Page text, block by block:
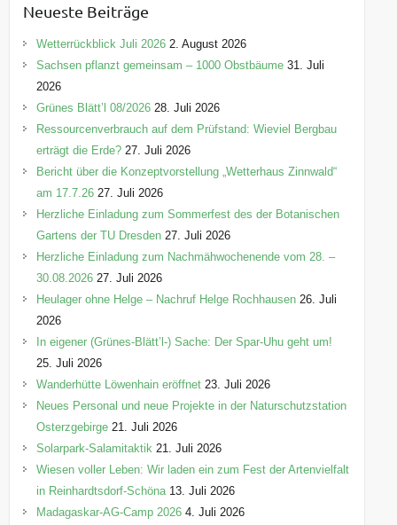
g
o
r
e
n
Neueste Beiträge
Wetterrückblick Juli 2026 2. August 2026
Sachsen pflanzt gemeinsam – 1000 Obstbäume 31. Juli
2026
Grünes Blätt’l 08/2026 28. Juli 2026
Ressourcenverbrauch auf dem Prüfstand: Wieviel Bergbau
erträgt die Erde? 27. Juli 2026
Bericht über die Konzeptvorstellung „Wetterhaus Zinnwald“
am 17.7.26 27. Juli 2026
Herzliche Einladung zum Sommerfest des der Botanischen
Gartens der TU Dresden 27. Juli 2026
Herzliche Einladung zum Nachmähwochenende vom 28. –
30.08.2026 27. Juli 2026
Heulager ohne Helge – Nachruf Helge Rochhausen 26. Juli
2026
In eigener (Grünes-Blätt’l-) Sache: Der Spar-Uhu geht um!
25. Juli 2026
Wanderhütte Löwenhain eröffnet 23. Juli 2026
Neues Personal und neue Projekte in der Naturschutzstation
Osterzgebirge 21. Juli 2026
Solarpark-Salamitaktik 21. Juli 2026
Wiesen voller Leben: Wir laden ein zum Fest der Artenvielfalt
in Reinhardtsdorf-Schöna 13. Juli 2026
Madagaskar-AG-Camp 2026 4. Juli 2026